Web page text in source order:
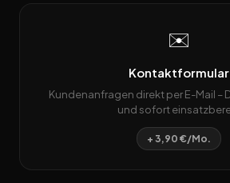
✉️
Kontaktformular
Kundenanfragen direkt per E-Mail –
und sofort
+ 3,90 €/Mo.